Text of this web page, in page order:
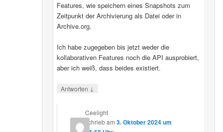
Features, wie speichern eines Snapshots zum
Zeitpunkt der Archivierung als Datei oder in
Archive.org.
Ich habe zugegeben bis jetzt weder die
kollaborativen Features noch die API ausprobiert,
aber ich weiß, dass beides existiert.
Antworten ↓
Ceelight
schriebam3. Oktober 2024 um